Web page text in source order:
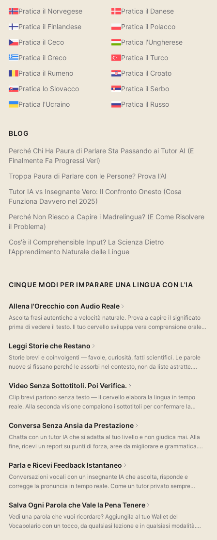
Pratica il Norvegese
Pratica il Danese
Pratica il Finlandese
Pratica il Polacco
Pratica il Ceco
Pratica l'Ungherese
Pratica il Greco
Pratica il Turco
Pratica il Rumeno
Pratica il Croato
Pratica lo Slovacco
Pratica il Serbo
Pratica l'Ucraino
Pratica il Russo
BLOG
Perché Chi Ha Paura di Parlare Sta Passando ai Tutor AI (E
Finalmente Fa Progressi Veri)
Troppa Paura di Parlare con le Persone? Prova l'AI
Tutor IA vs Insegnante Vero: Il Confronto Onesto (Cosa
Funziona Davvero nel 2025)
Perché Non Riesco a Capire i Madrelingua? (E Come Risolvere
il Problema)
Cos'è il Comprehensible Input? La Scienza Dietro
l'Apprendimento Naturale delle Lingue
CINQUE MODI PER IMPARARE UNA LINGUA CON L'IA
Allena l'Orecchio con Audio Reale
Ascolta frasi autentiche a velocità naturale. Prova a capire il significato
prima di vedere il testo. Il tuo cervello sviluppa vera comprensione orale
scuola.
Leggi Storie che Restano
Storie brevi e coinvolgenti — favole, curiosità, fatti scientifici. Le parole
nuove si fissano perché le assorbi nel contesto, non da liste astratte.
Video Senza Sottotitoli. Poi Verifica.
Clip brevi partono senza testo — il cervello elabora la lingua in tempo
reale. Alla seconda visione compaiono i sottotitoli per confermare la
Conversa Senza Ansia da Prestazione
Chatta con un tutor IA che si adatta al tuo livello e non giudica mai. Alla
fine, ricevi un report su punti di forza, aree da migliorare e grammatica.
Parla e Ricevi Feedback Istantaneo
Conversazioni vocali con un insegnante IA che ascolta, risponde e
corregge la pronuncia in tempo reale. Come un tutor privato sempre
Salva Ogni Parola che Vale la Pena Tenere
Vedi una parola che vuoi ricordare? Aggiungila al tuo Wallet del
Vocabolario con un tocco, da qualsiasi lezione e in qualsiasi modalità.